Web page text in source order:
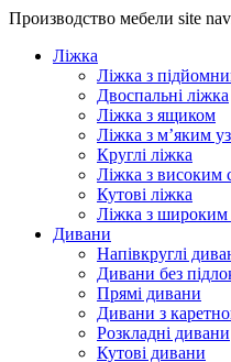
Производство мебели site
Ліжка
Ліжка з
Двоспальні ліжка
Ліжка з ящиком
Ліжка з м’яким
Круглі ліжка
Ліжка з високим
Кутові ліжка
Ліжка з широким
Дивани
Напівкруглі
Дивани без
Прямі дивани
Дивани з
Розкладні дивани
Кутові дивани